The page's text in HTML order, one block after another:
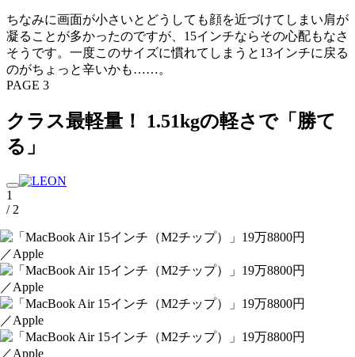
ちなみに画面が小さいとどうしても顔を近づけてしまい肩が
凝ることが多かったのですが、15インチならその心配もなさ
そうです。一度このサイズに慣れてしまうと13インチに戻る
のがちょっと辛いかも……。
PAGE 3
クラス最軽量！ 1.51kgの軽さで「勝て
る」
1
/ 2